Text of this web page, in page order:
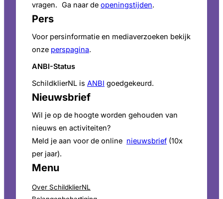
vragen. Ga naar de openingstijden.
Pers
Voor persinformatie en mediaverzoeken bekijk
onze perspagina.
ANBI-Status
SchildklierNL is ANBI goedgekeurd.
Nieuwsbrief
Wil je op de hoogte worden gehouden van
nieuws en activiteiten?
Meld je aan voor de online nieuwsbrief (10x
per jaar).
Menu
Over SchildklierNL